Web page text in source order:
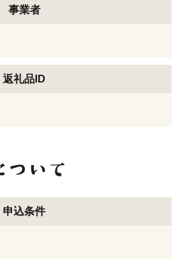
事業者
返礼品ID
申込条件